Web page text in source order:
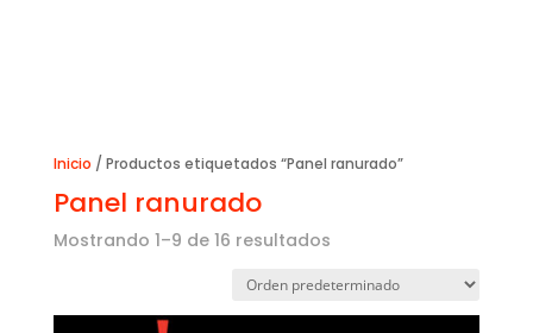
Inicio / Productos etiquetados “Panel ranurado”
Panel ranurado
Mostrando 1–9 de 16 resultados